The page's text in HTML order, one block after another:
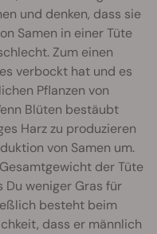
und denken, dass sie
Samen in einer Tüte
Zum einen
verbockt hat und es
Pflanzen von
Blüten bestäubt
Harz zu produzieren
von Samen um.
der Tüte
weniger Gras für
besteht beim
dass er männlich